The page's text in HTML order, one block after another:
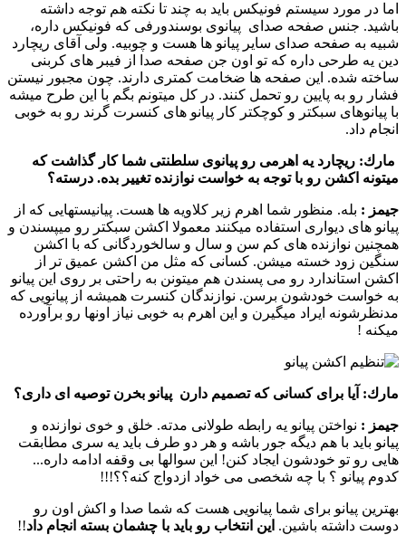
اما در مورد سیستم فونیكس باید به چند تا نكته هم توجه داشته
باشید. جنس صفحه صدای پیانوی بوسندورفی كه فونیكس داره،
شبیه به صفحه صدای سایر پیانو ها هست و چوبیه. ولی آقای ریچارد
دین یه طرحی داره كه تو اون جن صفحه صدا از فیبر های كربنی
ساخته شده. این صفحه ها ضخامت كمتری دارند. چون مجبور نیستن
فشار رو به پایین رو تحمل كنند. در كل میتونم بگم با این طرح میشه
با پیانوهای سبكتر و كوچكتر كار پیانو های كنسرت گرند رو به خوبی
انجام داد.
مارك: ریچارد یه اهرمی رو پیانوی سلطنتی شما كار گذاشت كه
میتونه اكشن رو با توجه به خواست نوازنده تغییر بده. درسته؟
جیمز :‌ بله. منظور شما اهرم زیر كلاویه ها هست. پیانیستهایی كه از
پیانو های دیواری استفاده میكنند معمولا اكشن سبكتر رو میپسندن و
همچنین نوازنده های كم سن و سال و سالخوردگانی كه با اكشن
سنگین زود خسته میشن. كسانی كه مثل من اكشن عمیق تر از
اكشن استاندارد رو می پسندن هم میتونن به راحتی بر روی این پیانو
به خواست خودشون برسن. نوازندگان كنسرت همیشه از پیانویی كه
مدنظرشونه ایراد میگیرن و این اهرم به خوبی نیاز اونها رو برآورده
میكنه !
مارك: آیا برای كسانی كه تصمیم دارن پیانو بخرن توصیه ای داری؟
جیمز :‌ نواختن پیانو یه رابطه طولانی مدته. خلق و خوی نوازنده و
پیانو باید با هم دیگه جور باشه و هر دو طرف باید یه سری مطابقت
هایی رو تو خودشون ایجاد كنن! این سوالها بی وقفه ادامه داره...
كدوم پیانو ؟ با چه شخصی می خواد ازدواج كنه؟؟!!!
بهترین پیانو برای شما پیانویی هست كه شما صدا و اكش اون رو
دوست داشته باشین. این انتخاب رو باید با چشمان بسته انجام داد!!